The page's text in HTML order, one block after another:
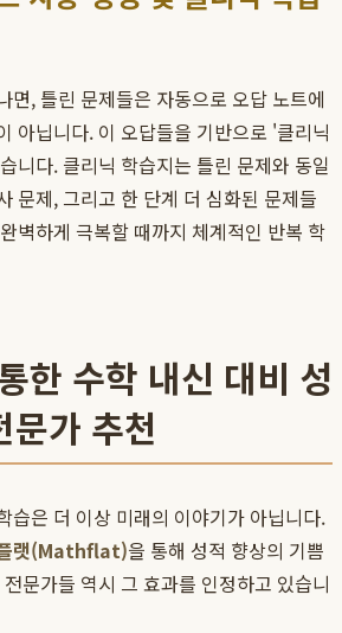
면, 틀린 문제들은 자동으로 오답 노트에
아닙니다. 이 오답들을 기반으로 '클리닉
니다. 클리닉 학습지는 틀린 문제와 동일
문제, 그리고 한 단계 더 심화된 문제들
벽하게 극복할 때까지 체계적인 반복 학
한 수학 내신 대비 성
문가 추천
습은 더 이상 미래의 이야기가 아닙니다.
랫(Mathflat)을 통해 성적 향상의 기쁨
문가들 역시 그 효과를 인정하고 있습니